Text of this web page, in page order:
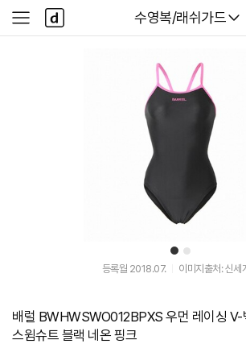
다나와
수영복/래쉬가드
사
이
다
나
와
1 2
등록월 2018.07. 이미지출처: 신세
배럴 BWHWSWO012BPXS 우먼 레이싱 V-
스윔슈트 블랙 네온 핑크